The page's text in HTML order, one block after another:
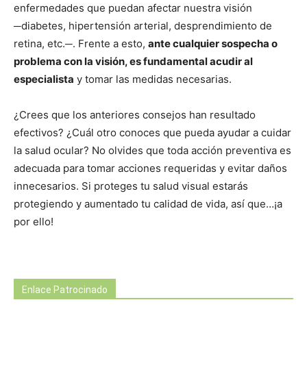
enfermedades que puedan afectar nuestra visión
─diabetes, hipertensión arterial, desprendimiento de
retina, etc.─. Frente a esto, ante cualquier sospecha o
problema con la visión, es fundamental acudir al
especialista y tomar las medidas necesarias.
¿Crees que los anteriores consejos han resultado
efectivos? ¿Cuál otro conoces que pueda ayudar a cuidar
la salud ocular? No olvides que toda acción preventiva es
adecuada para tomar acciones requeridas y evitar daños
innecesarios. Si proteges tu salud visual estarás
protegiendo y aumentado tu calidad de vida, así que…¡a
por ello!
Enlace Patrocinado